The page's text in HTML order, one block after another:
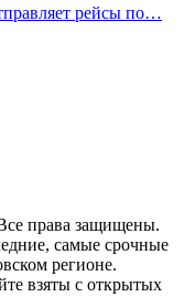
рейсы по…
права защищены.
самые срочные
регионе.
взяты с открытых